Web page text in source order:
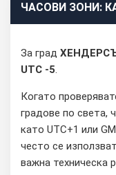
ЧАСОВИ ЗОНИ:
За град
UTC -5.
Когато
градове по света,
като UTC+1 или
често се
важна техническа